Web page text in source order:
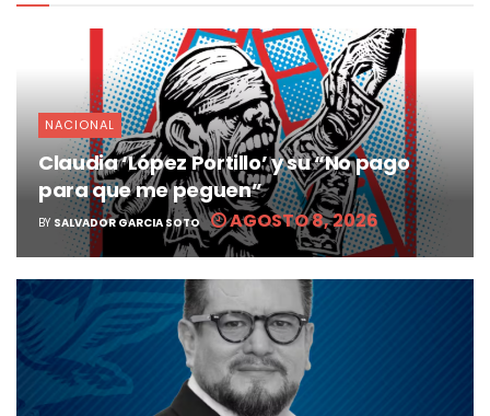
NACIONAL
Claudia ‘López Portillo’ y su “No pago
para que me peguen”
BY SALVADOR GARCIA SOTO AGOSTO 8, 2026